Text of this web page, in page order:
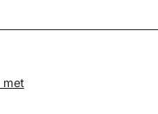
met